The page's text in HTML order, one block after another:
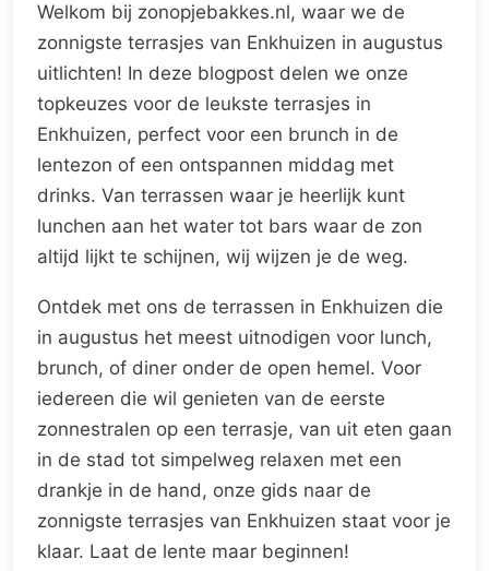
Welkom bij zonopjebakkes.nl, waar we de
zonnigste terrasjes van Enkhuizen in augustus
uitlichten! In deze blogpost delen we onze
topkeuzes voor de leukste terrasjes in
Enkhuizen, perfect voor een brunch in de
lentezon of een ontspannen middag met
drinks. Van terrassen waar je heerlijk kunt
lunchen aan het water tot bars waar de zon
altijd lijkt te schijnen, wij wijzen je de weg.
Ontdek met ons de terrassen in Enkhuizen die
in augustus het meest uitnodigen voor lunch,
brunch, of diner onder de open hemel. Voor
iedereen die wil genieten van de eerste
zonnestralen op een terrasje, van uit eten gaan
in de stad tot simpelweg relaxen met een
drankje in de hand, onze gids naar de
zonnigste terrasjes van Enkhuizen staat voor je
klaar. Laat de lente maar beginnen!